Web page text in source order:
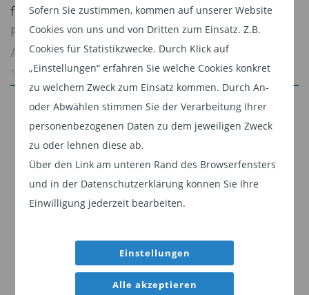
Sofern Sie zustimmen, kommen auf unserer Website
Cookies von uns und von Dritten zum Einsatz. Z.B.
Cookies für Statistikzwecke. Durch Klick auf
„Einstellungen“ erfahren Sie welche Cookies konkret
zu welchem Zweck zum Einsatz kommen. Durch An-
oder Abwählen stimmen Sie der Verarbeitung Ihrer
personenbezogenen Daten zu dem jeweiligen Zweck
zu oder lehnen diese ab.
Über den Link am unteren Rand des Browserfensters
und in der Datenschutzerklärung können Sie Ihre
Einwilligung jederzeit bearbeiten.
Einstellungen
Alle akzeptieren
führenden Vertreter der Investmentbranche,
Fondsgesellschaften,Vermögensverwalter
Analysten und Entscheidungsträger trafen.
Moderiert wurde der Abend von Barbara
Schöneberger, die der Verleihung mit ihrer
charmanten und pointierten Art einen
besonderen Rahmen verlieh.
Der Scope Award zählt zu den bedeutenden
Auszeichnungen der europäischen Fonds- und
Asset-Management-Branche. Er würdigt
Fondskonzepte – basierend auf einer
Kombination aus quantitativen Analysen und
einer umfangreichen qualitativen Bewertung
Jetzt weiterlesen
Dieser Inhalt ist für professionelle Anleger
bestimmt. Mit Klick auf "Weiter" bestätigen
Sie, dass Sie ein professioneller Anleger sind
und stimmen unsererDatenschutzerklärung
Weiter